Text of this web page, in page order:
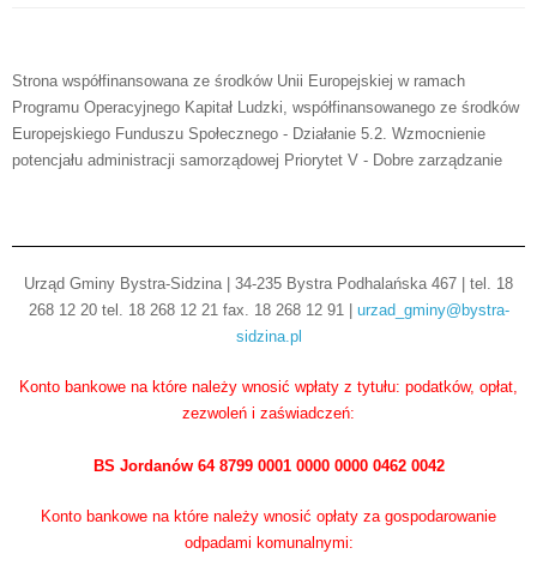
Strona współfinansowana ze środków Unii Europejskiej w ramach
Programu Operacyjnego Kapitał Ludzki, współfinansowanego ze środków
Europejskiego Funduszu Społecznego - Działanie 5.2. Wzmocnienie
potencjału administracji samorządowej Priorytet V - Dobre zarządzanie
Urząd Gminy Bystra-Sidzina | 34-235 Bystra Podhalańska 467 | tel. 18
268 12 20 tel. 18 268 12 21 fax. 18 268 12 91 | urzad_gminy@bystra-
sidzina.pl
Konto bankowe na które należy wnosić wpłaty z tytułu: podatków, opłat,
zezwoleń i zaświadczeń:
BS Jordanów 64 8799 0001 0000 0000 0462 0042
Konto bankowe na które należy wnosić opłaty za gospodarowanie
odpadami komunalnymi: